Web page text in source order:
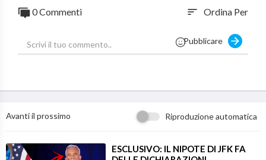
sw_r_ap
📖 Contatto Avvenuto : Storia di una casistica ricorrente :http
s://amzn.eu/d/3vNt7Zp
https://www.youtube.com/channe....l/UCLrgUeP56dUPUwp4v
❌ SEGUIMI SU INSTAGRAM PER RIMANERE AGGIORNATO :
0 Commenti sort Ordina Per
Pubblicare
Avanti il prossimo Riproduzione automatica
⁣ESCLUSIVO: IL NIPOTE DI JFK FA